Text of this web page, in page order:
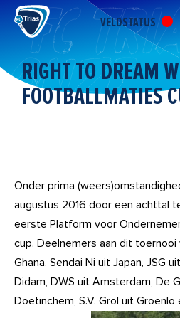
naar
inhoud
VELDSTATUS
RIGHT TO DREAM
FOOTBALLMATIES
Onder prima
augustus 2016 door een achttal
eerste Platform voor
cup. Deelnemers aan dit
Ghana, Sendai Ni uit Japan, JSG
Didam, DWS uit Amsterdam, De
Doetinchem, S.V. Grol uit Groenlo